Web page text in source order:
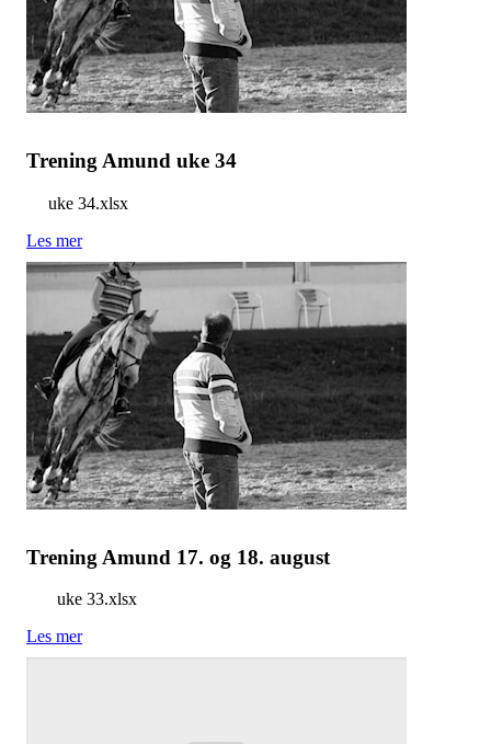
Trening Amund uke 34
uke 34.xlsx
Les mer
Trening Amund 17. og 18. august
uke 33.xlsx
Les mer